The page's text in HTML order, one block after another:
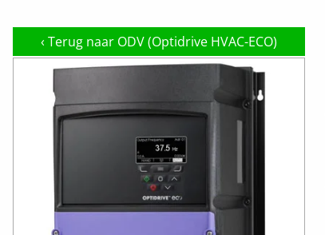
‹ Terug naar ODV (Optidrive HVAC-ECO)